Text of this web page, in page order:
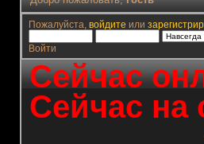
Пожалуйста, войдите или
Войти
Сейчас
Сейчас на